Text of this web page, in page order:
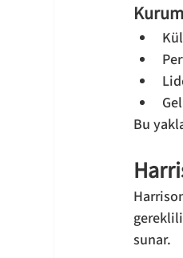
Bu
sunar.